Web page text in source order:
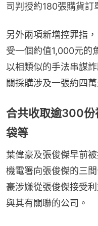
司判授約180張購貨訂
另外兩項新增控罪指
受一個約值1,000元的
以相類似的手法串謀
關採購涉及一張約四
合共收取逾300
袋等
葉偉豪及張俊傑早前
機電署向張俊傑的三
豪涉嫌從張俊傑接受
與其有關聯的公司。